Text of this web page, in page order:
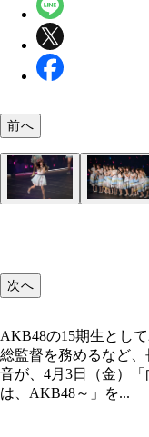
前へ
次へ
AKB48の15期生とし
総監督を務めるなど
音が、4月3日（金）
は、AKB48～」を...